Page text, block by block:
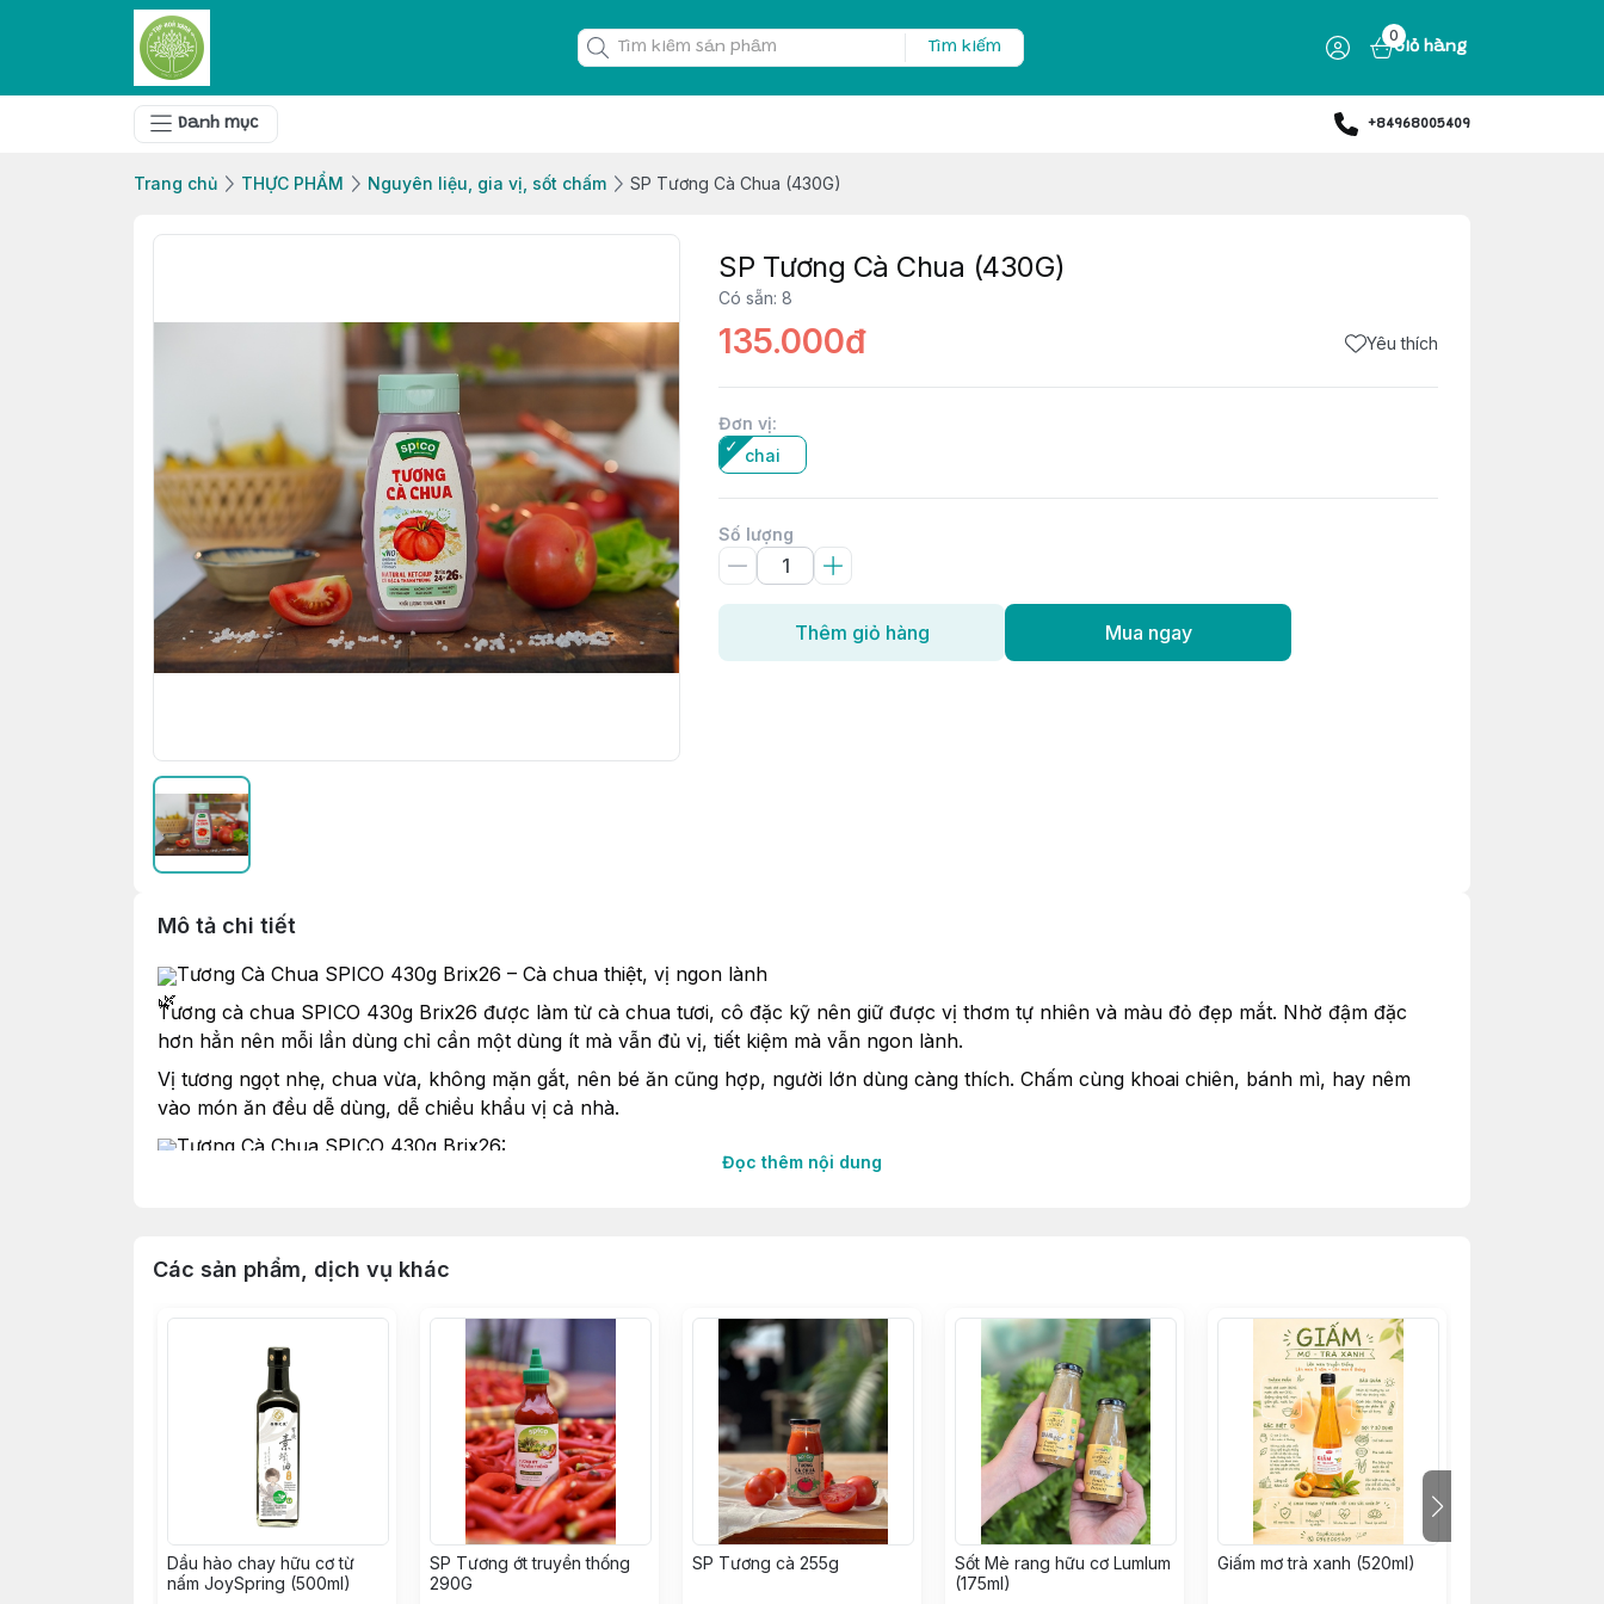
Tìm kiếm
0
Giỏ hàng
Danh mục +84968005409
Trang chủ THỰC PHẨM Nguyên liệu, gia vị, sốt chấm SP Tương Cà Chua (430G)
SP Tương Cà Chua (430G)
Có sẵn: 8
135.000đ Yêu thích
Đơn vị:
chai
Số lượng
Thêm giỏ hàng Mua ngay
Mô tả chi tiết
Tương Cà Chua SPICO 430g Brix26 – Cà chua thiệt, vị ngon lành
Tương cà chua SPICO 430g Brix26 được làm từ cà chua tươi, cô đặc kỹ nên giữ được vị thơm tự nhiên và màu đỏ đẹp mắt. Nhờ đậm đặc
hơn hẳn nên mỗi lần dùng chỉ cần một dùng ít mà vẫn đủ vị, tiết kiệm mà vẫn ngon lành.
Vị tương ngọt nhẹ, chua vừa, không mặn gắt, nên bé ăn cũng hợp, người lớn dùng càng thích. Chấm cùng khoai chiên, bánh mì, hay nêm
vào món ăn đều dễ dùng, dễ chiều khẩu vị cả nhà.
Tương Cà Chua SPICO 430g Brix26:
- Bảo quản sản phẩm bằng phương pháp thanh trùng, sạch sẽ và an tâm khi sử dụng.
Đọc thêm nội dung
Các sản phẩm, dịch vụ khác
Dầu hào chay hữu cơ từ
nấm JoySpring (500ml)
SP Tương ớt truyền thống
290G
SP Tương cà 255g
Sốt Mè rang hữu cơ Lumlum
(175ml)
Giấm mơ trà xanh (520ml)